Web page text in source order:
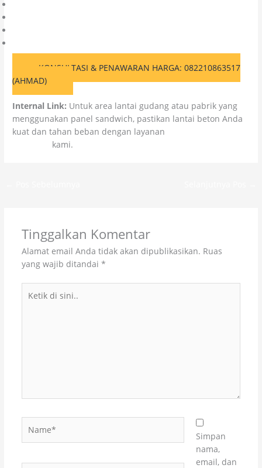
KONSULTASI & PENAWARAN HARGA: 082210863517
(AHMAD)
Internal Link: Untuk area lantai gudang atau pabrik yang
menggunakan panel sandwich, pastikan lantai beton Anda
kuat dan tahan beban dengan layanan
kami.
Tinggalkan Komentar
Alamat email Anda tidak akan dipublikasikan. Ruas
yang wajib ditandai *
Simpan
nama,
email, dan